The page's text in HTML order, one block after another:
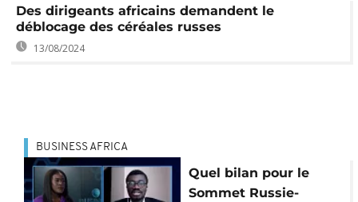
Des dirigeants africains demandent le
déblocage des céréales russes
13/08/2024
BUSINESS AFRICA
Quel bilan pour le
Sommet Russie-